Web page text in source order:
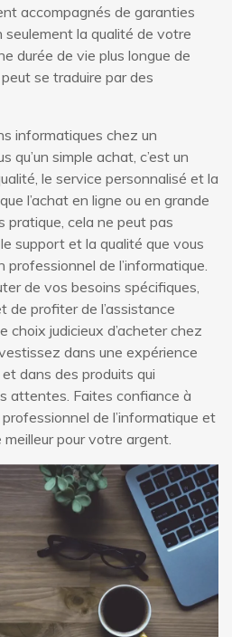
accompagnés de garanties
seulement la qualité de votre
durée de vie plus longue de
se traduire par des
informatiques chez un
qu’un simple achat, c’est un
le service personnalisé et la
l’achat en ligne ou en grande
pratique, cela ne peut pas
support et la qualité que vous
de l’informatique.
de vos besoins spécifiques,
de profiter de l’assistance
choix judicieux d’acheter chez
dans une expérience
dans des produits qui
attentes. Faites confiance à
de l’informatique et
pour votre argent.